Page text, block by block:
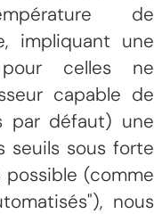
de
impliquant une
celles ne
capable de
par défaut) une
seuils sous forte
possible (comme
nous